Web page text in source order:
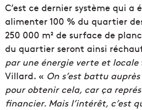
C’est ce dernier système qui a
alimenter 100 % du quartier
250 000 m² de surface de
du quartier seront ainsi
par une énergie verte et locale
Villard. « On s’est battu
pour obtenir cela, car ça
financier. Mais l’intérêt, c’est